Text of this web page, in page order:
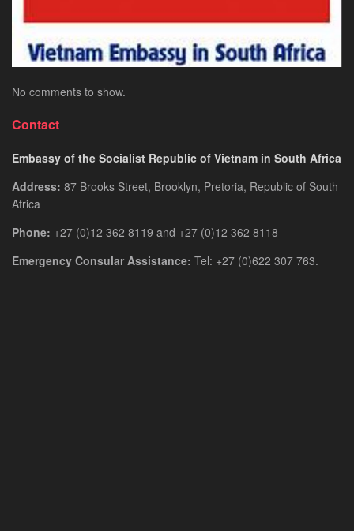
Phi
No comments to show.
Contact
Embassy of the Socialist Republic of Vietnam in South Africa
Address: 87 Brooks Street, Brooklyn, Pretoria, Republic of South
Africa
Phone: +27 (0)12 362 8119 and +27 (0)12 362 8118
Emergency Consular Assistance: Tel: +27 (0)622 307 763.